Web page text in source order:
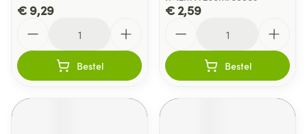
€ 9,29
Bestel
€ 2,59
Bestel